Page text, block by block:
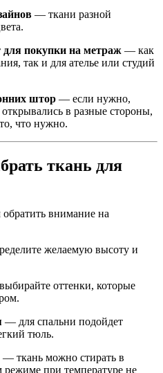
— ткани разной
покупки на метраж — как
так и для ателье или студий
штор — если нужно,
в разные стороны,
что нужно.
ткань для
внимание на
желаемую высоту и
оттенки, которые
— для спальни подойдет
тюль.
— ткань можно стирать в
при температуре не